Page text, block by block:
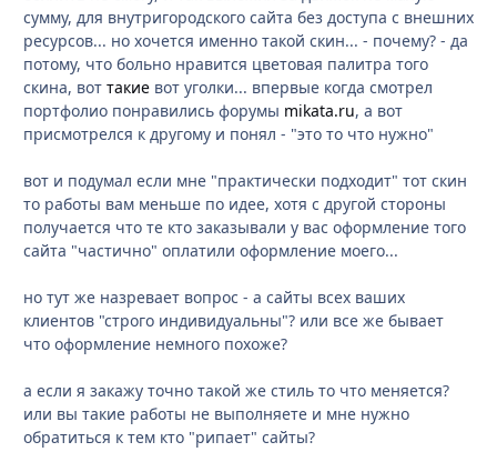
сумму, для внутригородского сайта без доступа с внешних
ресурсов... но хочется именно такой скин... - почему? - да
потому, что больно нравится цветовая палитра того
скина, вот такие вот уголки... впервые когда смотрел
портфолио понравились форумы mikata.ru, а вот
присмотрелся к другому и понял - "это то что нужно"
вот и подумал если мне "практически подходит" тот скин
то работы вам меньше по идее, хотя с другой стороны
получается что те кто заказывали у вас оформление того
сайта "частично" оплатили оформление моего...
но тут же назревает вопрос - а сайты всех ваших
клиентов "строго индивидуальны"? или все же бывает
что оформление немного похоже?
а если я закажу точно такой же стиль то что меняется?
или вы такие работы не выполняете и мне нужно
обратиться к тем кто "рипает" сайты?